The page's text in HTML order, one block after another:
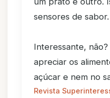
sensores de sabor.
Interessante,
apreciar os
açúcar e nem no
Revista